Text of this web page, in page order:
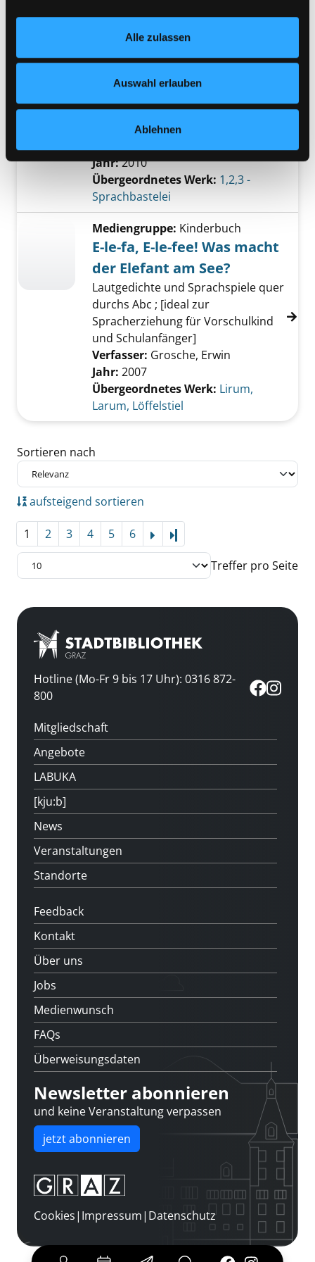
Footer unter „Cookies“ die gesetzte Zustimmung
jederzeit widerrufen und Ihre Einstellungen verändern.
Nähere Informationen finden Sie in unserer
Alle zulassen
Auswahl erlauben
Ablehnen
Erzähl mir was!
Knickel, knackel,
Knobelbecher verzwickt-
verzwackte Zungenbrecher
mit Zungenbrecher-Klatschgedicht
Jahr:2010
Übergeordnetes Werk: 1,2,3 -
Sprachbastelei
Mediengruppe: Kinderbuch
E-le-fa, E-le-fee! Was macht
der Elefant am See?
Lautgedichte und Sprachspiele quer
durchs Abc ; [ideal zur
Spracherziehung für Vorschulkind
und Schulanfänger]
Verfasser: Grosche, Erwin
Jahr: 2007
Übergeordnetes Werk: Lirum,
Larum, Löffelstiel
Zu den Suchfiltern springen
Sortieren nach
aufsteigend sortieren
1 2 3 4 5 6
Treffer pro Seite
Hotline (Mo-Fr 9 bis 17 Uhr): 0316 872-
800
Mitgliedschaft
Angebote
LABUKA
[kju:b]
News
Veranstaltungen
Standorte
Feedback
Kontakt
Über uns
Jobs
Medienwunsch
FAQs
Überweisungsdaten
Newsletter abonnieren
und keine Veranstaltung verpassen
jetzt abonnieren
Cookies| Impressum| Datenschutz